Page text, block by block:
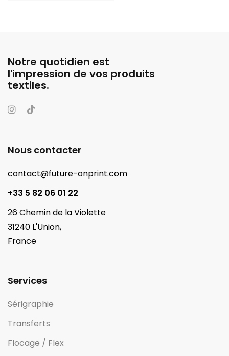
Notre quotidien est
l'impression de vos produits
textiles.
Nous contacter
contact@future-onprint.com
+33 5 82 06 01 22
26 Chemin de la Violette
31240 L'Union,
France
Services
Sérigraphie
Transferts
Flocage / Flex